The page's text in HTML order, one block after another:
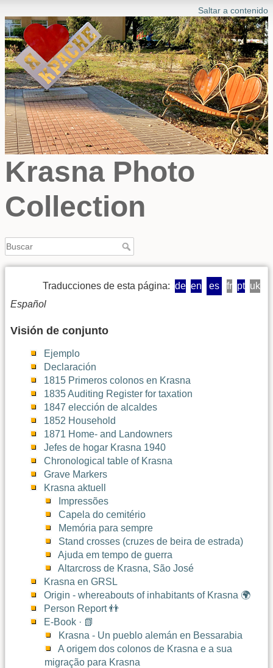
Saltar a contenido
Krasna Photo
Collection
Traducciones de esta página: de en es fr pt uk
Español
Visión de conjunto
Ejemplo
Declaración
1815 Primeros colonos en Krasna
1835 Auditing Register for taxation
1847 elección de alcaldes
1852 Household
1871 Home- and Landowners
Jefes de hogar Krasna 1940
Chronological table of Krasna
Grave Markers
Krasna aktuell
Impressões
Capela do cemitério
Memória para sempre
Stand crosses (cruzes de beira de estrada)
Ajuda em tempo de guerra
Altarcross de Krasna, São José
Krasna en GRSL
Origin - whereabouts of inhabitants of Krasna 🌍
Person Report 👬
E-Book · 📗
Krasna - Un pueblo alemán en Bessarabia
A origem dos colonos de Krasna e a sua
migração para Krasna